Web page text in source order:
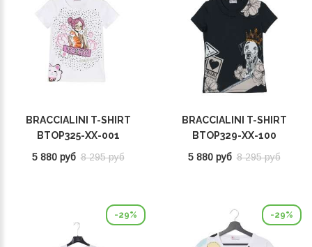
BRACCIALINI T-SHIRT
BTOP325-XX-001
5 880 руб 8 295 руб
BRACCIALINI T-SHIRT
BTOP329-XX-100
5 880 руб 8 295 руб
-29% -29%